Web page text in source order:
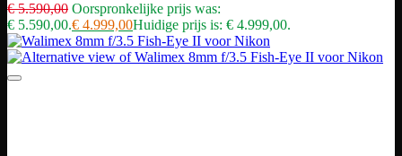
€5.590,00 Oorspronkelijke prijs was:
€ 5.590,00.€ 4.999,00Huidige prijs is: € 4.999,00.